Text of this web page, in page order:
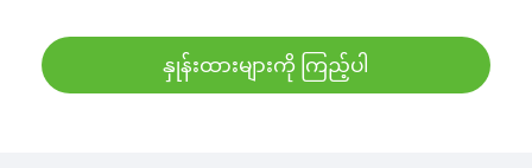
နှုန်းထားများကို ကြည့်ပါ